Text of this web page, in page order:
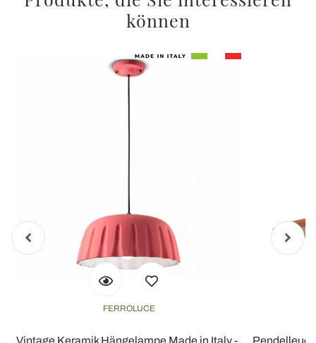
können
FERROLUCE